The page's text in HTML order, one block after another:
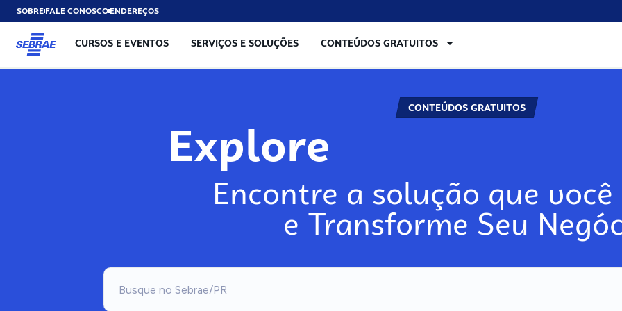
SOBREFALE CONOSCOENDEREÇOS
CURSOS E EVENTOS SERVIÇOS E SOLUÇÕES CONTEÚDOS GRATUITOS
CONTEÚDOS GRATUITOS
Explore
Encontre a solução que você
e Transforme Seu